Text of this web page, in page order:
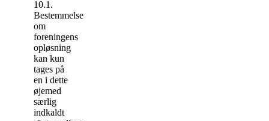
10.1.
Bestemmelse
om
foreningens
opløsning
kan kun
tages på
en i dette
øjemed
særlig
indkaldt